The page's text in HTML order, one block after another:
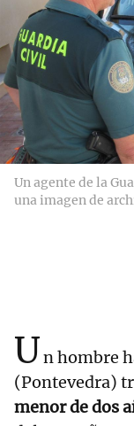
Un agente de la
una imagen de
Un hombre
(Pontevedra)
menor de dos